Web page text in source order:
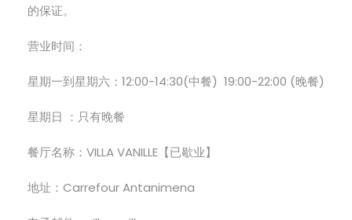
的保证。
营业时间：
星期一到星期六：12:00-14:30(中餐) 19:00-22:00 (晚餐)
星期日 ：只有晚餐
餐厅名称：VILLA VANILLE【已歇业】
地址：Carrefour Antanimena